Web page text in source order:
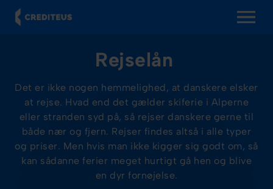
Rejselån
Det er ikke nogen hemmelighed, at danskere elsker
at rejse. Hvad end det gælder skiferie i Alperne
eller stranden syd på, så rejser danskere gerne til
både nær og fjern. Rejser findes altså i alle typer
og priser. Men hvis man ikke kigger sig godt om, så
kan sådanne ferier meget hurtigt gå hen og blive
en dyr fornøjelse.